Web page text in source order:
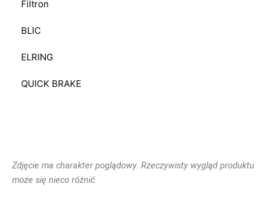
Filtron
BLIC
ELRING
QUICK BRAKE
Zdjęcie ma charakter poglądowy. Rzeczywisty wygląd produktu
może się nieco różnić.